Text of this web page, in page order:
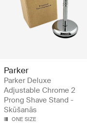
Parker
Parker Deluxe
Adjustable Chrome 2
Prong Shave Stand -
Skūšanās
ONE SIZE